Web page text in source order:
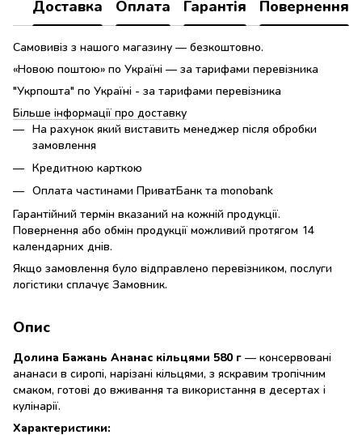
Доставка Оплата Гарантія Повернення
Самовивіз з нашого магазину — безкоштовно.
«Новою поштою» по Україні — за тарифами перевізника
"Укрпошта" по Україні - за тарифами перевізника
Більше інформації про доставку
На рахунок який виставить менеджер після обробки
замовлення
Кредитною карткою
Оплата частинами ПриватБанк та monobank
Гарантійний термін вказаний на кожній продукції.
Повернення або обмін продукції можливий протягом 14
календарних днів.
Якщо замовлення було відправлено перевізником, послуги
логістики сплачує Замовник.
Опис
Долина Бажань Ананас кільцями 580 г — консервовані
ананаси в сиропі, нарізані кільцями, з яскравим тропічним
смаком, готові до вживання та використання в десертах і
кулінарії.
Характеристики: